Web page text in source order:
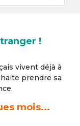
!
vivent déjà à
prendre sa
mois...